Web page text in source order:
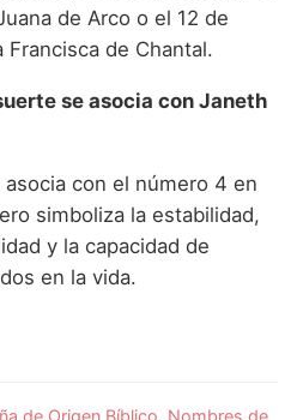
de Arco o el 12 de
de Chantal.
se asocia con Janeth
con el número 4 en
simboliza la estabilidad,
y la capacidad de
en la vida.